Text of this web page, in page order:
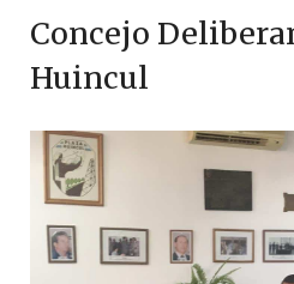
Concejo
Huincul